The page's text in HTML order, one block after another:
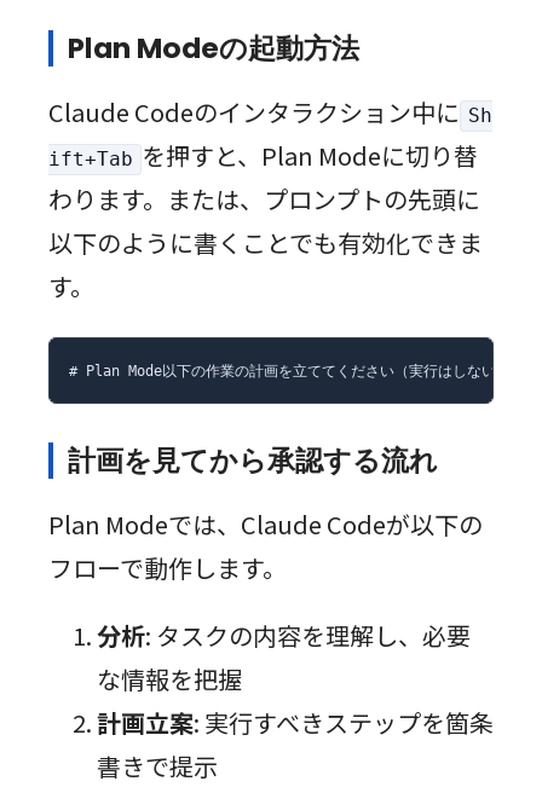
Plan Modeの起動方法
Claude Codeのインタラクション中に Sh
ift+Tab を押すと、Plan Modeに切り替
わります。または、プロンプトの先頭に
以下のように書くことでも有効化できま
す。
# Plan Mode以下の作業の計画を立ててください（実行はしないでく
計画を見てから承認する流れ
Plan Modeでは、Claude Codeが以下の
フローで動作します。
分析: タスクの内容を理解し、必要
な情報を把握
計画立案: 実行すべきステップを箇条
書きで提示